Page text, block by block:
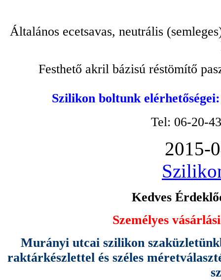
Általános ecetsavas, neutrális
Festhető akril bázisú réstömítő
Szilikon boltunk
Tel: 06-20-
2015-
Kedves
Személyes
Murányi utcai szilikon
raktárkészlettel és széles